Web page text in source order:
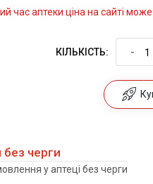
час аптеки ціна на сайті
КІЛЬКІСТЬ: -
черги
у аптеці без черги